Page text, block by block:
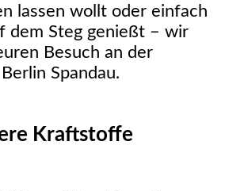
lassen wollt oder einfach
dem Steg genießt – wir
Besuch an der
Spandau.
Kraftstoffe